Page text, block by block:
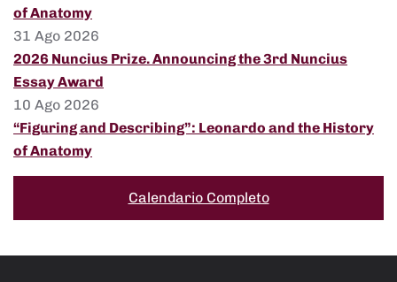
of Anatomy
31 Ago 2026
2026 Nuncius Prize. Announcing the 3rd Nuncius
Essay Award
10 Ago 2026
“Figuring and Describing”: Leonardo and the History
of Anatomy
Calendario Completo